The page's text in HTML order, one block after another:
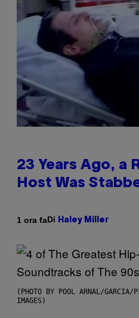
23 Years Ago, a
Host Was
1 ora faDi Haley Miller
(PHOTO BY POOL ARNAL/GARCIA/
IMAGES)